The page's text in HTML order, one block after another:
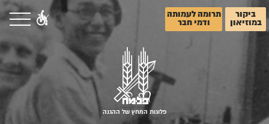
ביקור
במוזיאון
תרומה לעמותה
ודמי חבר
פלוגות המחץ של ההגנה